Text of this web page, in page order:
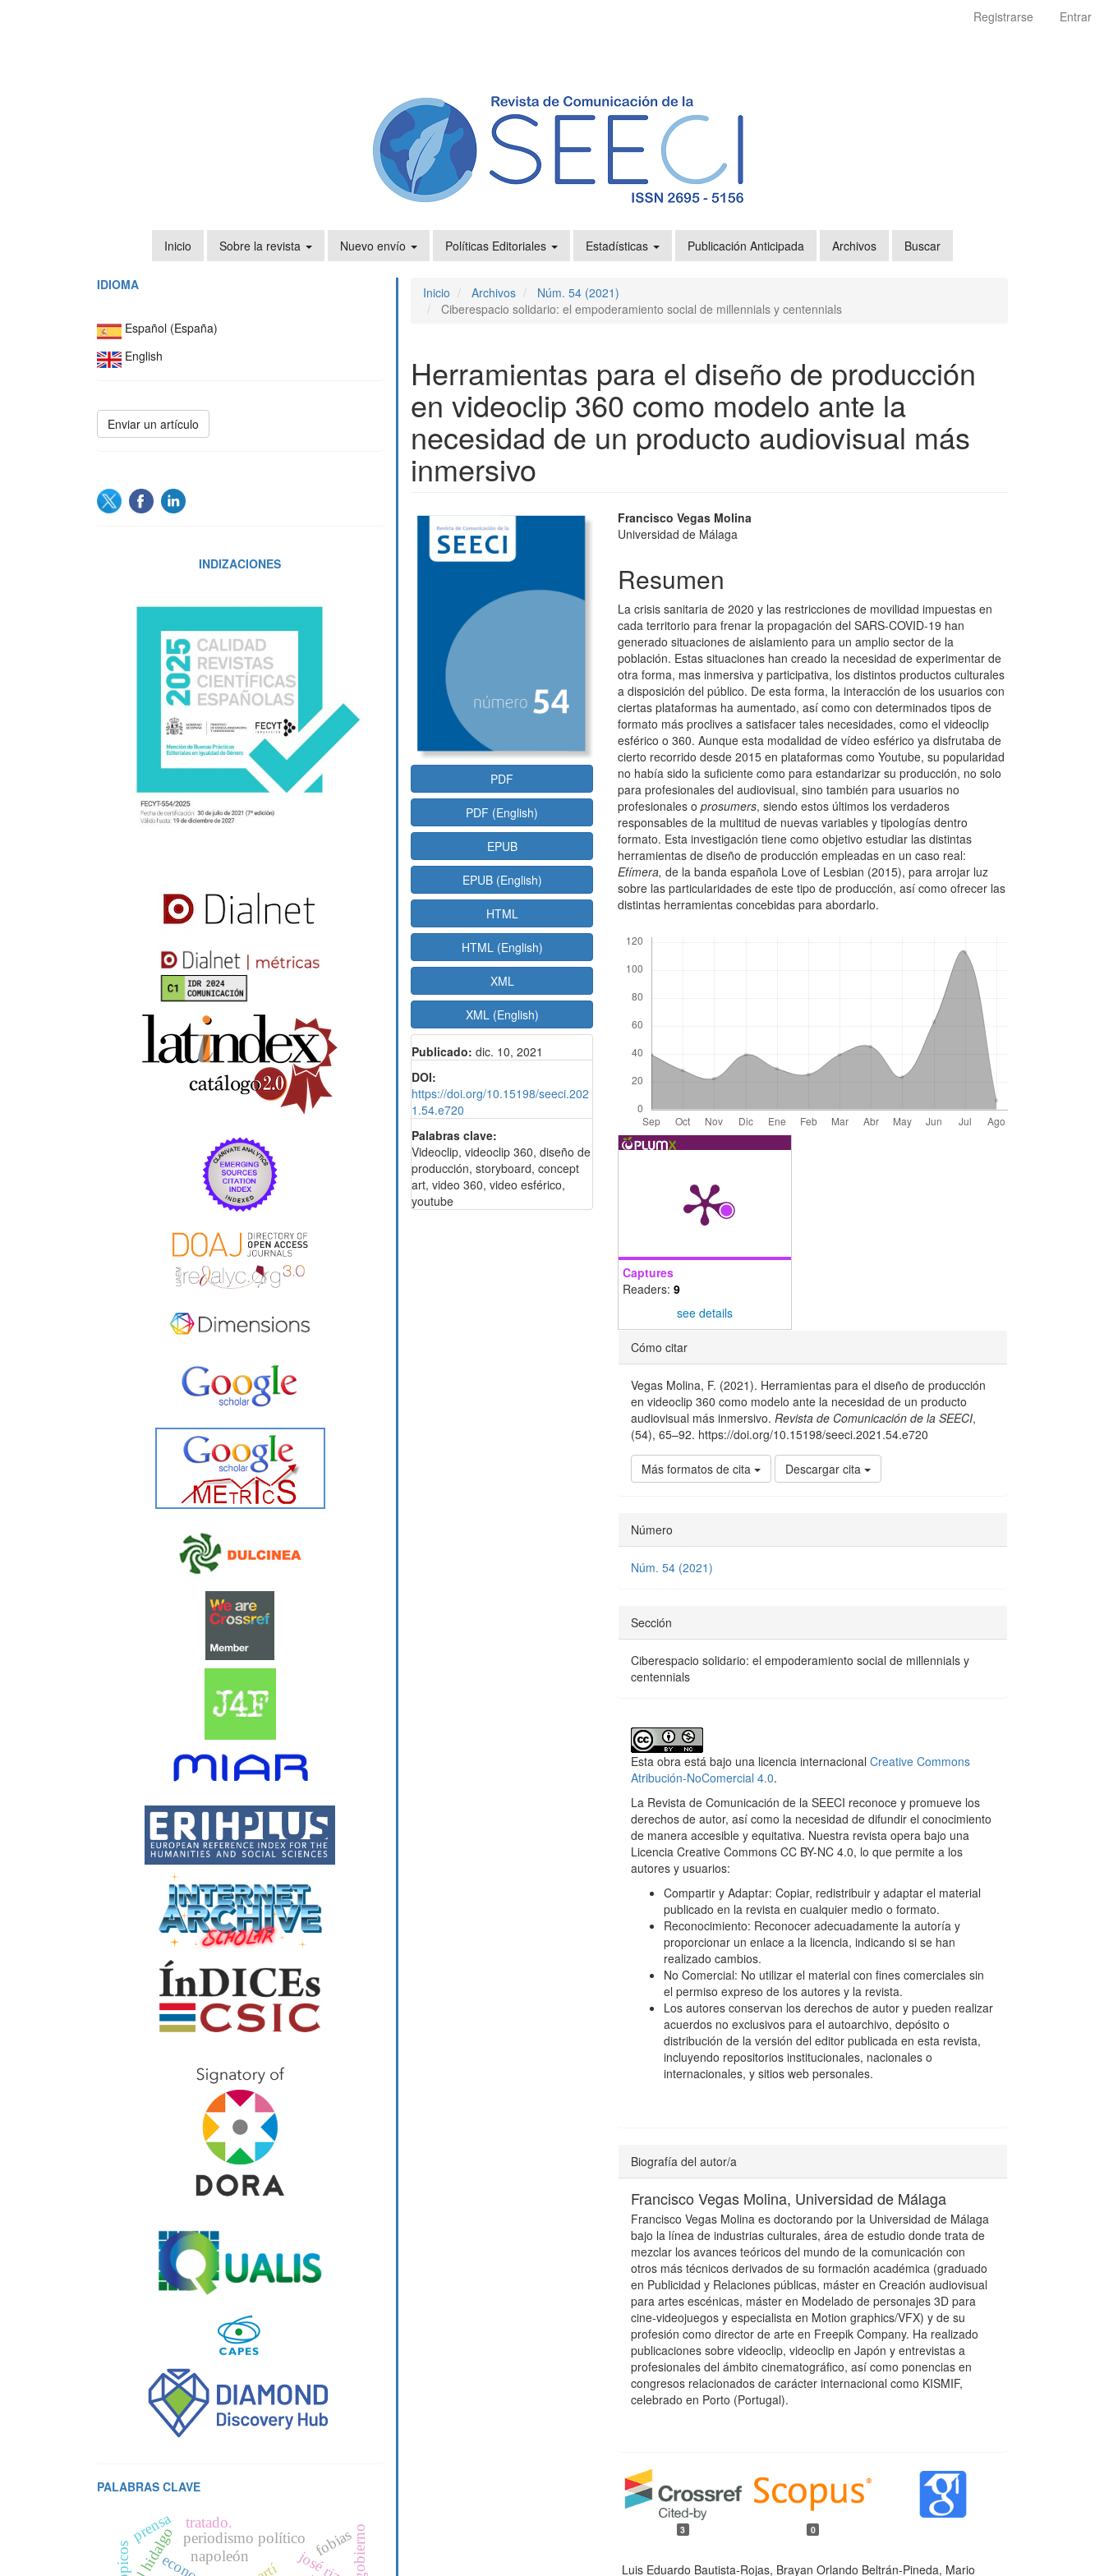
Registrarse Entrar
Inicio Sobre la revista Nuevo envío Políticas Editoriales Estadísticas Publicación Anticipada Archivos Buscar
Inicio Archivos
Núm. 54 (2021)
Ciberespacio solidario: el empoderamiento social de millennials y centennials
Herramientas para el diseño de producción
en videoclip 360 como modelo ante la
necesidad de un producto audiovisual más
inmersivo
Barra
lateral
artículo
PDF
PDF (English)
EPUB
EPUB (English)
HTML
HTML (English)
XML
XML (English)
Publicado: dic. 10, 2021
DOI:
https://doi.org/10.15198/seeci.202
1.54.e720
Palabras clave:
Videoclip, videoclip 360, diseño de
producción, storyboard, concept
art, video 360, video esférico,
youtube
Contenido
principal
del
artículo
Francisco Vegas Molina
Universidad de Málaga
Resumen
La crisis sanitaria de 2020 y las restricciones de movilidad impuestas en
cada territorio para frenar la propagación del SARS-COVID-19 han
generado situaciones de aislamiento para un amplio sector de la
población. Estas situaciones han creado la necesidad de experimentar de
otra forma, mas inmersiva y participativa, los distintos productos culturales
a disposición del público. De esta forma, la interacción de los usuarios con
ciertas plataformas ha aumentado, así como con determinados tipos de
formato más proclives a satisfacer tales necesidades, como el videoclip
esférico o 360. Aunque esta modalidad de vídeo esférico ya disfrutaba de
cierto recorrido desde 2015 en plataformas como Youtube, su popularidad
no había sido la suficiente como para estandarizar su producción, no solo
para profesionales del audiovisual, sino también para usuarios no
profesionales oprosumers, siendo estos últimos los verdaderos
responsables de la multitud de nuevas variables y tipologías dentro
formato. Esta investigación tiene como objetivo estudiar las distintas
herramientas de diseño de producción empleadas en un caso real:
Efímera, de la banda española Love of Lesbian (2015), para arrojar luz
sobre las particularidades de este tipo de producción, así como ofrecer las
distintas herramientas concebidas para abordarlo.
Captures
Readers:9
see details
Detalles
del
artículo
Cómo citar
Vegas Molina, F. (2021). Herramientas para el diseño de producción
en videoclip 360 como modelo ante la necesidad de un producto
audiovisual más inmersivo.Revista de Comunicación de la SEECI,
(54), 65–92. https://doi.org/10.15198/seeci.2021.54.e720
Más formatos de cita Descargar cita
Número
Núm. 54 (2021)
Sección
Ciberespacio solidario: el empoderamiento social de millennials y
centennials
Esta obra está bajo una licencia internacionalCreative Commons
Atribución-NoComercial 4.0.
La Revista de Comunicación de la SEECI reconoce y promueve los
derechos de autor, así como la necesidad de difundir el conocimiento
de manera accesible y equitativa. Nuestra revista opera bajo una
Licencia Creative Commons CC BY-NC 4.0, lo que permite a los
autores y usuarios:
Compartir y Adaptar: Copiar, redistribuir y adaptar el material
publicado en la revista en cualquier medio o formato.
Reconocimiento: Reconocer adecuadamente la autoría y
proporcionar un enlace a la licencia, indicando si se han
realizado cambios.
No Comercial: No utilizar el material con fines comerciales sin
el permiso expreso de los autores y la revista.
Los autores conservan los derechos de autor y pueden realizar
acuerdos no exclusivos para el autoarchivo, depósito o
distribución de la versión del editor publicada en esta revista,
incluyendo repositorios institucionales, nacionales o
internacionales, y sitios web personales.
Biografía del autor/a
Francisco Vegas Molina, Universidad de Málaga
Francisco Vegas Molina es doctorando por la Universidad de Málaga
bajo la línea de industrias culturales, área de estudio donde trata de
mezclar los avances teóricos del mundo de la comunicación con
otros más técnicos derivados de su formación académica (graduado
en Publicidad y Relaciones públicas, máster en Creación audiovisual
para artes escénicas, máster en Modelado de personajes 3D para
cine-videojuegos y especialista en Motion graphics/VFX) y de su
profesión como director de arte en Freepik Company. Ha realizado
publicaciones sobre videoclip, videoclip en Japón y entrevistas a
profesionales del ámbito cinematográfico, así como ponencias en
congresos relacionados de carácter internacional como KISMIF,
celebrado en Porto (Portugal).
3 0
Luis Eduardo Bautista-Rojas, Brayan Orlando Beltrán-Pineda, Mario
IDIOMA
Español (España)
English
Enviar
un
Enviar un artículo
INDIZACIONES
PALABRAS CLAVE
napoleón
periodismo político fobias
tópicos
tratado.
prensa gobierno